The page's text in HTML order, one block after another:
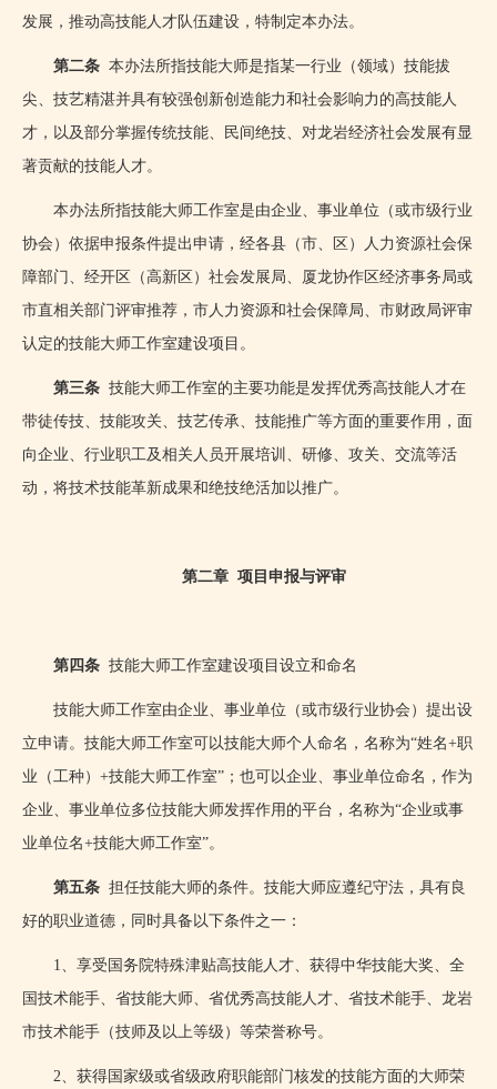
发展，推动高技能人才队伍建设，特制定本办法。
第二条 本办法所指技能大师是指某一行业（领域）技能拔
尖、技艺精湛并具有较强创新创造能力和社会影响力的高技能人
才，以及部分掌握传统技能、民间绝技、对龙岩经济社会发展有显
著贡献的技能人才。
本办法所指技能大师工作室是由企业、事业单位（或市级行业
协会）依据申报条件提出申请，经各县（市、区）人力资源社会保
障部门、经开区（高新区）社会发展局、厦龙协作区经济事务局或
市直相关部门评审推荐，市人力资源和社会保障局、市财政局评审
认定的技能大师工作室建设项目。
第三条 技能大师工作室的主要功能是发挥优秀高技能人才在
带徒传技、技能攻关、技艺传承、技能推广等方面的重要作用，面
向企业、行业职工及相关人员开展培训、研修、攻关、交流等活
动，将技术技能革新成果和绝技绝活加以推广。
第二章 项目申报与评审
第四条 技能大师工作室建设项目设立和命名
技能大师工作室由企业、事业单位（或市级行业协会）提出设
立申请。技能大师工作室可以技能大师个人命名，名称为“姓名+职
业（工种） +技能大师工作室”；也可以企业、事业单位命名，作为
企业、事业单位多位技能大师发挥作用的平台，名称为“企业或事
业单位名+技能大师工作室”。
第五条 担任技能大师的条件。技能大师应遵纪守法，具有良
好的职业道德，同时具备以下条件之一：
1、享受国务院特殊津贴高技能人才、获得中华技能大奖、全
国技术能手、省技能大师、省优秀高技能人才、省技术能手、龙岩
市技术能手（技师及以上等级）等荣誉称号。
2、获得国家级或省级政府职能部门核发的技能方面的大师荣